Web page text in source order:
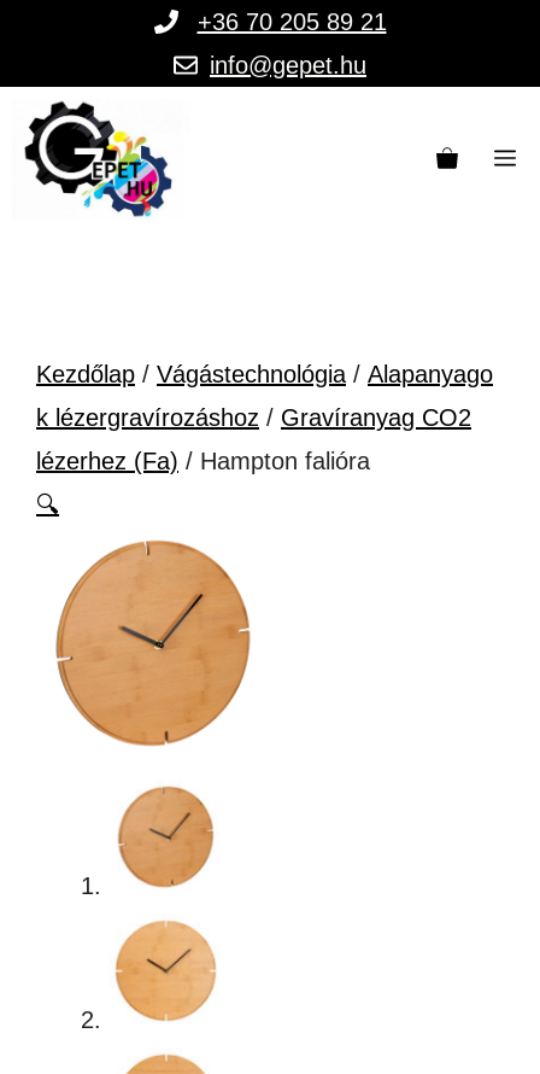
tartalomba
+36 70 205 89 21
info@gepet.hu
Kezdőlap / Vágástechnológia / Alapanyago
k lézergravírozáshoz / Gravíranyag CO2
lézerhez (Fa) / Hampton falióra
🔍